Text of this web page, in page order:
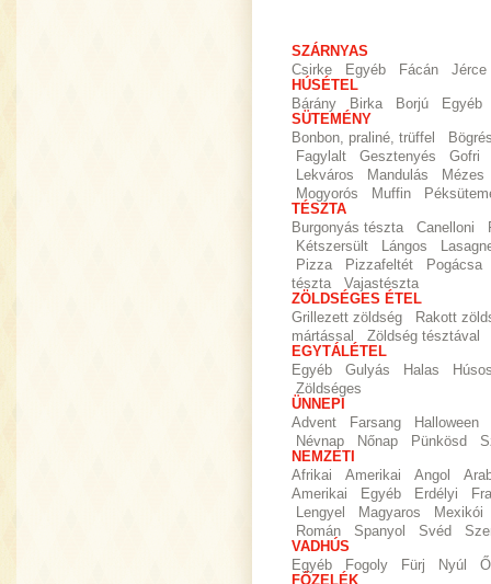
SZÁRNYAS
Csirke
Egyéb Fácán
Jérce
HÚSÉTEL
Bárány
Birka Borjú
Egyéb
SÜTEMÉNY
Bonbon, praliné, trüffel
Fagylalt
Gesztenyés
Gofri
Lekváros
Mandulás
Mézes
Mogyorós
Muffin
TÉSZTA
Burgonyás tészta
Canelloni
Kétszersült
Lángos
Pizza
Pizzafeltét
Pogácsa
tészta
Vajastészta
ZÖLDSÉGES ÉTEL
Grillezett zöldség
Rakott
mártással
Zöldség tésztával
EGYTÁLÉTEL
Egyéb
Gulyás Halas
Zöldséges
ÜNNEPI
Advent
Farsang
Halloween
Névnap
Nőnap Pünkösd
NEMZETI
Afrikai
Amerikai Angol
Amerikai
Egyéb Erdélyi
Lengyel
Magyaros
Mexikói
Román
Spanyol Svéd
VADHÚS
Egyéb
Fogoly Fürj Nyúl
FŐZELÉK